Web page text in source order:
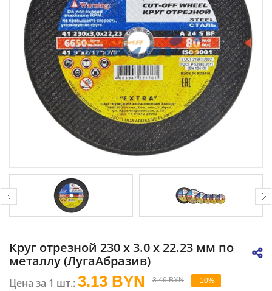
Круг отрезной 230 х 3.0 х 22.23 мм по
металлу (ЛугаАбразив)
Цена за 1 шт.:3.13 BYN 3.46 BYN -10%